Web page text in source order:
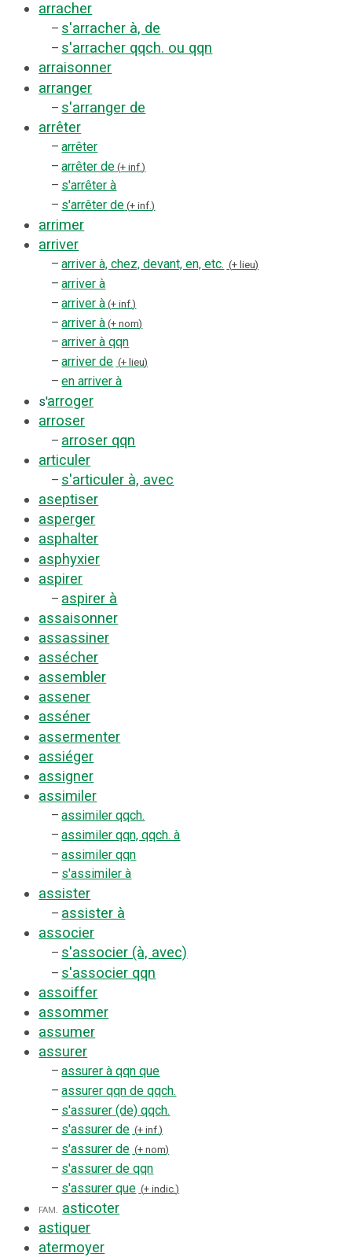
arracher
– s'arracher à, de
– s'arracher qqch. ou qqn
arraisonner
arranger
– s'arranger de
arrêter
– arrêter
– arrêter de + inf.
– s'arrêter à
– s'arrêter de + inf.
arrimer
arriver
– arriver à, chez, devant, en, etc. + lieu
– arriver à
– arriver à + inf.
– arriver à + nom
– arriver à qqn
– arriver de + lieu
– en arriver à
s'arroger
arroser
– arroser qqn
articuler
– s'articuler à, avec
aseptiser
asperger
asphalter
asphyxier
aspirer
– aspirer à
assaisonner
assassiner
assécher
assembler
assener
asséner
assermenter
assiéger
assigner
assimiler
– assimiler qqch.
– assimiler qqn, qqch. à
– assimiler qqn
– s'assimiler à
assister
– assister à
associer
– s'associer (à, avec)
– s'associer qqn
assoiffer
assommer
assumer
assurer
– assurer à qqn que
– assurer qqn de qqch.
– s'assurer (de) qqch.
– s'assurer de + inf.
– s'assurer de + nom
– s'assurer de qqn
– s'assurer que + indic.
fam. asticoter
astiquer
atermoyer